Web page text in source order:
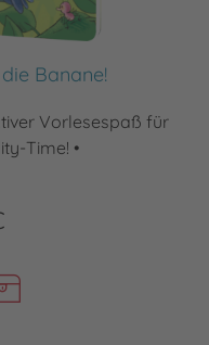
Banane!
Vorlesespaß für
Time! •